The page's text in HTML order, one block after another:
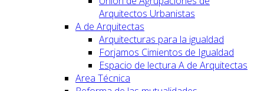
Arquitectos Urbanistas
A de Arquitectas
Arquitecturas para la igualdad
Forjamos Cimientos de Igualdad
Espacio de lectura A de Arquitectas
Area Técnica